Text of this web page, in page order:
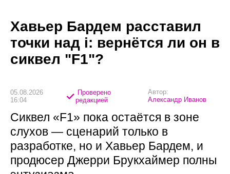
Хавьер Бардем расставил
точки над i: вернётся ли он в
сиквел "F1"?
05.08.2026
16:04
Проверено
редакцией
Автор:
Александр Иванов
Сиквел «F1» пока остаётся в зоне
слухов — сценарий только в
разработке, но и Хавьер Бардем, и
продюсер Джерри Брукхаймер полны